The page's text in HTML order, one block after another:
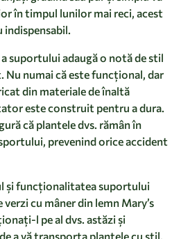
în timpul lunilor mai reci, acest
indispensabil.
suportului adaugă o notă de stil
Nu numai că este funcțional, dar
din materiale de înaltă
este construit pentru a dura.
că plantele dvs. rămân în
prevenind orice accident
și funcționalitatea suportului
cu mâner din lemn Mary’s
l pe al dvs. astăzi și
a vă transporta plantele cu stil.